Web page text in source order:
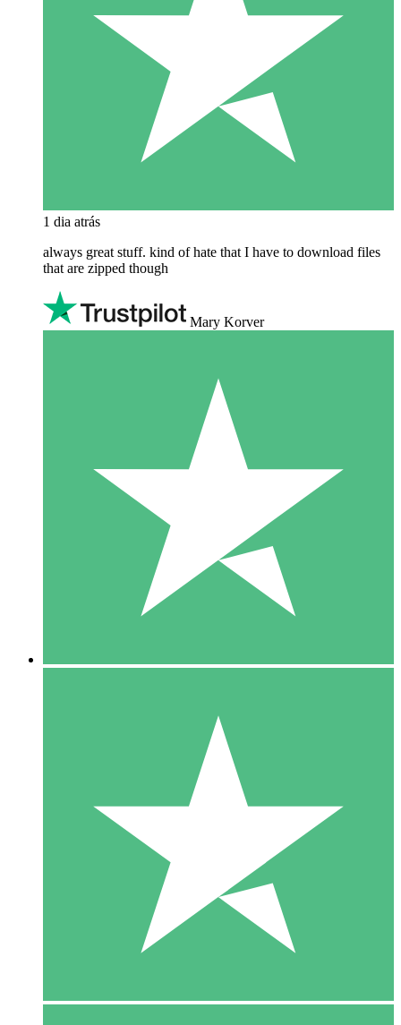
1 dia atrás
always great stuff. kind of hate that I have to download files
that are zipped though
Mary Korver